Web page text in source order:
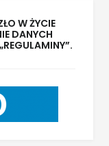
W ŻYCIE
DANYCH